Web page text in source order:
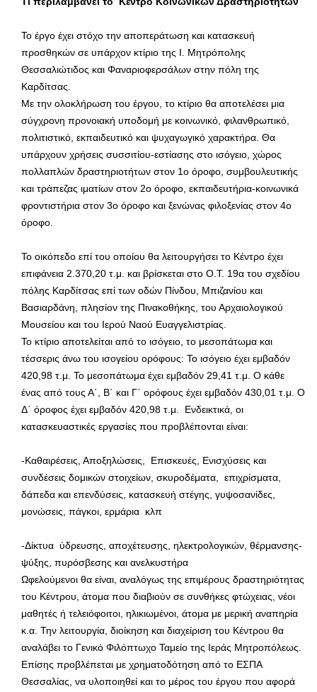
Το έργο έχει στόχο την αποπεράτωση και κατασκευή
προσθηκών σε υπάρχον κτίριο της Ι. Μητρόπολης
Θεσσαλιώτιδος και Φαναριοφερσάλων στην πόλη της
Καρδίτσας.
Με την ολοκλήρωση του έργου, το κτίριο θα αποτελέσει μια
σύγχρονη προνοιακή υποδομή με κοινωνικό, φιλανθρωπικό,
πολιτιστικό, εκπαιδευτικό και ψυχαγωγικό χαρακτήρα. Θα
υπάρχουν χρήσεις συσσιτίου-εστίασης στο ισόγειο, χώρος
πολλαπλών δραστηριοτήτων στον 1ο όροφο, συμβουλευτικής
και τράπεζας ιματίων στον 2ο όροφο, εκπαιδευτήρια-κοινωνικά
φροντιστήρια στον 3ο όροφο και ξενώνας φιλοξενίας στον 4ο
όροφο.
Το οικόπεδο επί του οποίου θα λειτουργήσει το Κέντρο έχει
επιφάνεια 2.370,20 τ.μ. και βρίσκεται στο Ο.Τ. 19α του σχεδίου
πόλης Καρδίτσας επί των οδών Πίνδου, Μπιζανίου και
Βασιαρδάνη, πλησίον της Πινακοθήκης, του Αρχαιολογικού
Μουσείου και του Ιερού Ναού Ευαγγελιστρίας.
Το κτίριο αποτελείται από το ισόγειο, το μεσοπάτωμα και
τέσσερις άνω του ισογείου ορόφους: Το ισόγειο έχει εμβαδόν
420,98 τ.μ. Το μεσοπάτωμα έχει εμβαδόν 29,41 τ.μ. Ο κάθε
ένας από τους Α΄, Β΄ και Γ΄ ορόφους έχει εμβαδόν 430,01 τ.μ. Ο
Δ΄ όροφος έχει εμβαδόν 420,98 τ.μ. Ενδεικτικά, οι
κατασκευαστικές εργασίες που προβλέπονται είναι:
-Καθαιρέσεις, Αποξηλώσεις, Επισκευές, Ενισχύσεις και
συνδέσεις δομικών στοιχείων, σκυροδέματα, επιχρίσματα,
δάπεδα και επενδύσεις, κατασκευή στέγης, γυψοσανίδες,
μονώσεις, πάγκοι, ερμάρια κλπ
-Δίκτυα ύδρευσης, αποχέτευσης, ηλεκτρολογικών, θέρμανσης-
ψύξης, πυρόσβεσης και ανελκυστήρα
Ωφελούμενοι θα είναι, αναλόγως της επιμέρους δραστηριότητας
του Κέντρου, άτομα που διαβιούν σε συνθήκες φτώχειας, νέοι
μαθητές ή τελειόφοιτοι, ηλικιωμένοι, άτομα με μερική αναπηρία
κ.α. Την λειτουργία, διοίκηση και διαχείριση του Κέντρου θα
αναλάβει το Γενικό Φιλόπτωχο Ταμείο της Ιεράς Μητροπόλεως.
Επίσης προβλέπεται με χρηματοδότηση από το ΕΣΠΑ
Θεσσαλίας, να υλοποιηθεί και το μέρος του έργου που αφορά